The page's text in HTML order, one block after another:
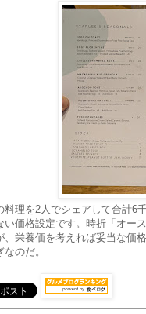
料理を2人でシェアして合計6
い価格設定です。時折「オー
、栄養価を考えれば妥当な価
なのだ。